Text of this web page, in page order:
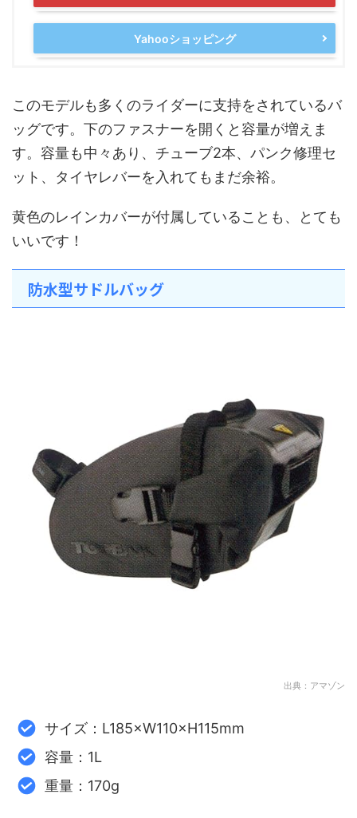
Yahooショッピング
このモデルも多くのライダーに支持をされているバ
ッグです。下のファスナーを開くと容量が増えま
す。容量も中々あり、チューブ2本、パンク修理セ
ット、タイヤレバーを入れてもまだ余裕。
黄色のレインカバーが付属していることも、とても
いいです！
防水型サドルバッグ
出典：アマゾン
サイズ：L185×W110×H115mm
容量：1L
重量：170g